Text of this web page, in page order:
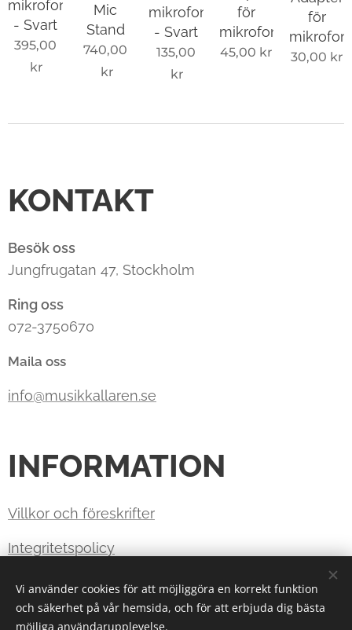
mikrofonstativ
- Svart
395,00
kr
Mic
Stand
740,00
kr
mikrofon
- Svart
135,00
kr
för
mikrofonhållare
45,00 kr
för
30,00 kr
KONTAKT
Besök oss
Jungfrugatan 47, Stockholm
Ring oss
072-3750670
Maila oss
info@musikkallaren.se
INFORMATION
Villkor och föreskrifter
Integritetspolicy
Vad tycker du om oss? Lämna en recension
Vi använder cookies för att möjliggöra en korrekt funktion
och säkerhet på vår hemsida, och för att erbjuda dig bästa
möjliga användarupplevelse.